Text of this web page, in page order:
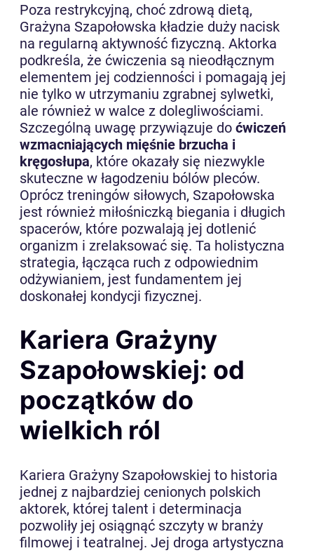
Poza restrykcyjną, choć zdrową dietą,
Grażyna Szapołowska kładzie duży nacisk
na regularną aktywność fizyczną. Aktorka
podkreśla, że ćwiczenia są nieodłącznym
elementem jej codzienności i pomagają jej
nie tylko w utrzymaniu zgrabnej sylwetki,
ale również w walce z dolegliwościami.
Szczególną uwagę przywiązuje do ćwiczeń
wzmacniających mięśnie brzucha i
kręgosłupa, które okazały się niezwykle
skuteczne w łagodzeniu bólów pleców.
Oprócz treningów siłowych, Szapołowska
jest również miłośniczką biegania i długich
spacerów, które pozwalają jej dotlenić
organizm i zrelaksować się. Ta holistyczna
strategia, łącząca ruch z odpowiednim
odżywianiem, jest fundamentem jej
doskonałej kondycji fizycznej.
Kariera Grażyny
Szapołowskiej: od
początków do
wielkich ról
Kariera Grażyny Szapołowskiej to historia
jednej z najbardziej cenionych polskich
aktorek, której talent i determinacja
pozwoliły jej osiągnąć szczyty w branży
filmowej i teatralnej. Jej droga artystyczna